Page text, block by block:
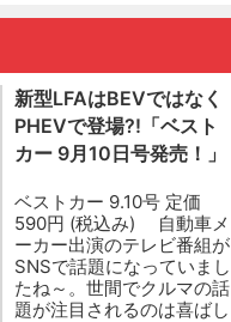
新型LFAはBEVではなく
PHEVで登場?!「ベスト
カー 9月10日号発売！」
ベストカー 9.10号 定価
590円 (税込み) 自動車メ
ーカー出演のテレビ番組が
SNSで話題になっていまし
たね～。世間でクルマの話
題が注目されるのは喜ばし